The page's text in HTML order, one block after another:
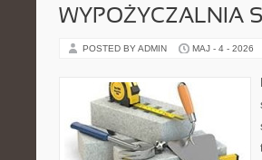
WYPOŻYCZALNIA
POSTED BY ADMIN MAJ - 4 - 2026